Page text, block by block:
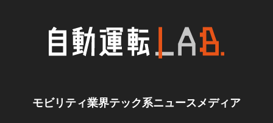
モビリティ業界テック系ニュースメディア